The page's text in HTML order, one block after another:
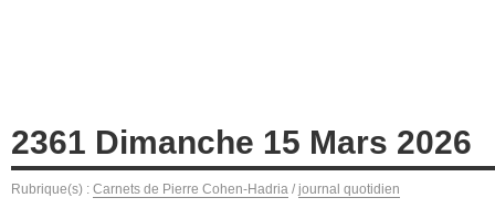
2361 Dimanche 15 Mars 2026
Rubrique(s) : Carnets de Pierre Cohen-Hadria / journal quotidien